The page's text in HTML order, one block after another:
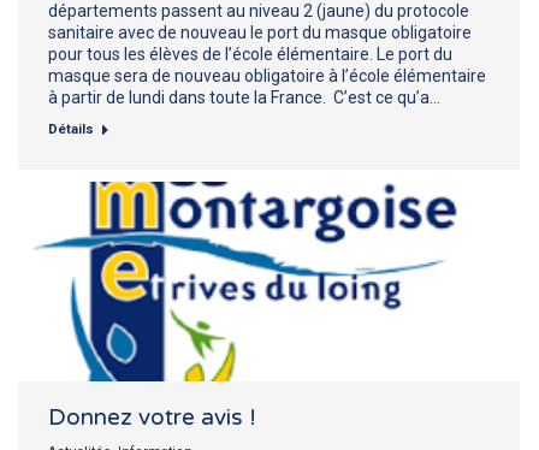
départements passent au niveau 2 (jaune) du protocole
sanitaire avec de nouveau le port du masque obligatoire
pour tous les élèves de l’école élémentaire. Le port du
masque sera de nouveau obligatoire à l’école élémentaire
à partir de lundi dans toute la France. C’est ce qu’a…
Détails
Donnez votre avis !